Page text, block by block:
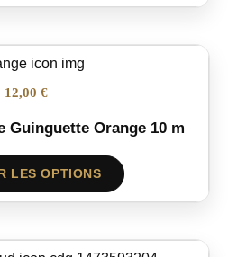
12,00 €
Guinguette Orange 10 m
LES OPTIONS